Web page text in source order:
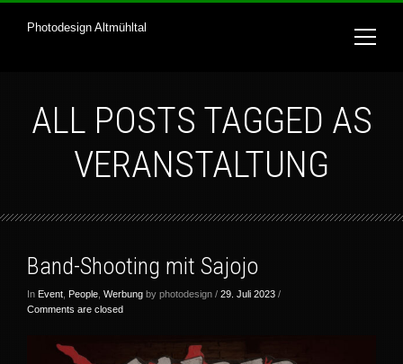
Photodesign Altmühltal
ALL POSTS TAGGED AS
VERANSTALTUNG
Band-Shooting mit Sajojo
In Event People Werbung by photodesign / 29. Juli 2023 /
Comments are closed